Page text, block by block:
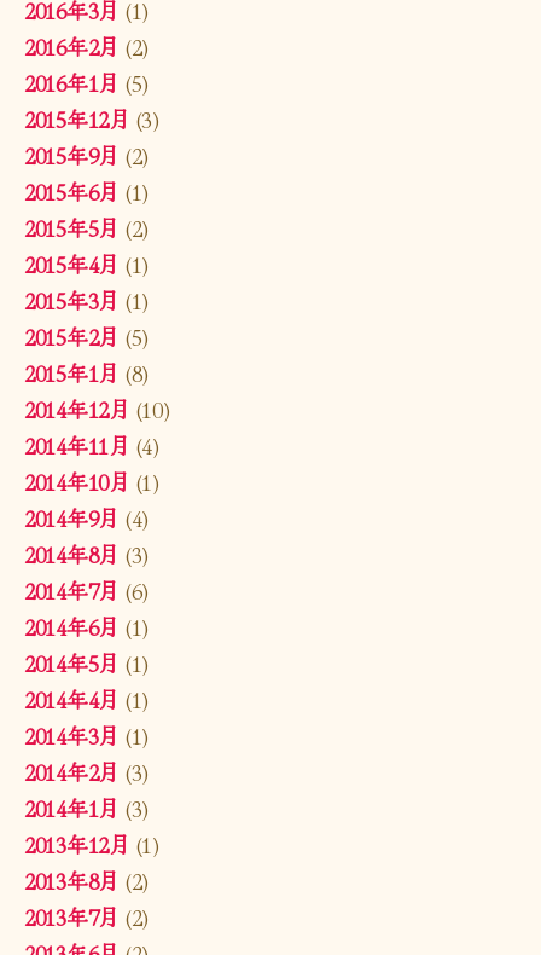
2016年3月 (1)
2016年2月 (2)
2016年1月 (5)
2015年12月 (3)
2015年9月 (2)
2015年6月 (1)
2015年5月 (2)
2015年4月 (1)
2015年3月 (1)
2015年2月 (5)
2015年1月 (8)
2014年12月 (10)
2014年11月 (4)
2014年10月 (1)
2014年9月 (4)
2014年8月 (3)
2014年7月 (6)
2014年6月 (1)
2014年5月 (1)
2014年4月 (1)
2014年3月 (1)
2014年2月 (3)
2014年1月 (3)
2013年12月 (1)
2013年8月 (2)
2013年7月 (2)